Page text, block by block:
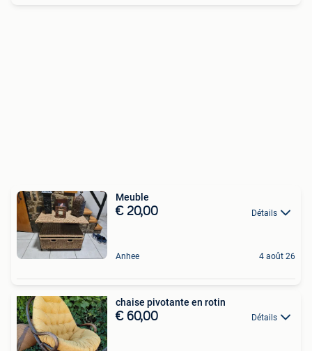
Meuble
€ 20,00 Détails
Anhee 4 août 26
chaise pivotante en rotin
€ 60,00 Détails